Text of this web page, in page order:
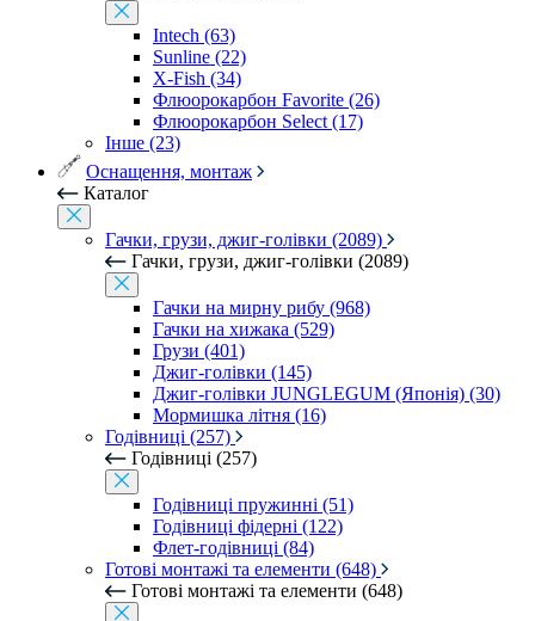
Intech (63)
Sunline (22)
X-Fish (34)
Флюорокарбон Favorite (26)
Флюорокарбон Select (17)
Інше (23)
Оснащення, монтаж
Каталог
Гачки, грузи, джиг-голівки (2089)
Гачки, грузи, джиг-голівки (2089)
Гачки на мирну рибу (968)
Гачки на хижака (529)
Грузи (401)
Джиг-голівки (145)
Джиг-голівки JUNGLEGUM (Японія) (30)
Мормишка літня (16)
Годівниці (257)
Годівниці (257)
Годівниці пружинні (51)
Годівниці фідерні (122)
Флет-годівниці (84)
Готові монтажі та елементи (648)
Готові монтажі та елементи (648)